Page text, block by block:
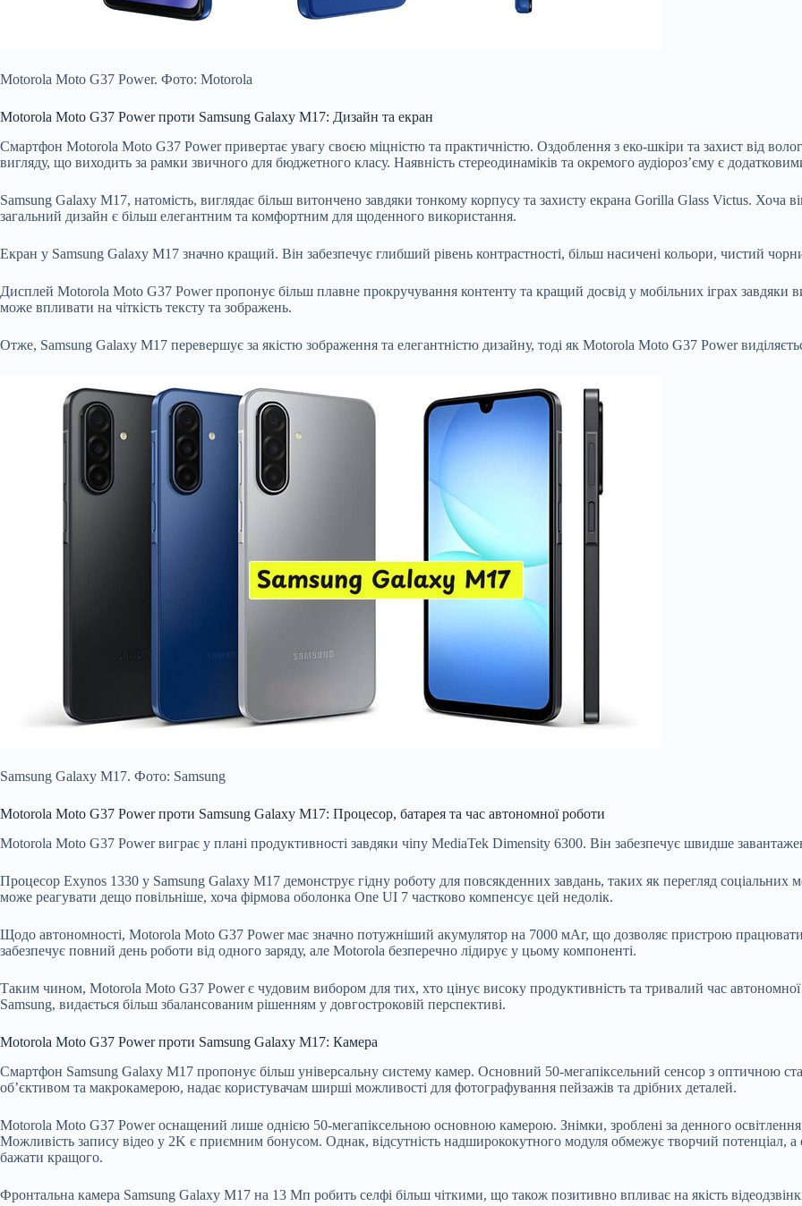
Motorola Moto G37 Power. Фото: Motorola
Motorola Moto G37 Power проти Samsung Galaxy M17: Дизайн та екран
Смартфон Motorola Moto G37 Power привертає увагу своєю міцністю та практичністю. Оздоблення з еко-шкіри та захист від
вигляду, що виходить за рамки звичного для бюджетного класу. Наявність стереодинаміків та окремого аудіороз’єму є
Samsung Galaxy M17, натомість, виглядає більш витончено завдяки тонкому корпусу та захисту екрана Gorilla Glass Victus. Хоча
загальний дизайн є більш елегантним та комфортним для щоденного використання.
Екран у Samsung Galaxy M17 значно кращий. Він забезпечує глибший рівень контрастності, більш насичені кольори, чистий
Дисплей Motorola Moto G37 Power пропонує більш плавне прокручування контенту та кращий досвід у мобільних іграх завдяки
може впливати на чіткість тексту та зображень.
Отже, Samsung Galaxy M17 перевершує за якістю зображення та елегантністю дизайну, тоді як Motorola Moto G37 Power
Samsung Galaxy M17. Фото: Samsung
Motorola Moto G37 Power проти Samsung Galaxy M17: Процесор, батарея та час автономної роботи
Motorola Moto G37 Power виграє у плані продуктивності завдяки чіпу MediaTek Dimensity 6300. Він забезпечує швидше
Процесор Exynos 1330 у Samsung Galaxy M17 демонструє гідну роботу для повсякденних завдань, таких як перегляд
може реагувати дещо повільніше, хоча фірмова оболонка One UI 7 частково компенсує цей недолік.
Щодо автономності, Motorola Moto G37 Power має значно потужніший акумулятор на 7000 мАг, що дозволяє пристрою
забезпечує повний день роботи від одного заряду, але Motorola безперечно лідирує у цьому компоненті.
Таким чином, Motorola Moto G37 Power є чудовим вибором для тих, хто цінує високу продуктивність та тривалий час
Samsung, видається більш збалансованим рішенням у довгостроковій перспективі.
Motorola Moto G37 Power проти Samsung Galaxy M17: Камера
Смартфон Samsung Galaxy M17 пропонує більш універсальну систему камер. Основний 50-мегапіксельний сенсор з оптичною
об’єктивом та макрокамерою, надає користувачам ширші можливості для фотографування пейзажів та дрібних деталей.
Motorola Moto G37 Power оснащений лише однією 50-мегапіксельною основною камерою. Знімки, зроблені за денного
Можливість запису відео у 2K є приємним бонусом. Однак, відсутність надширококутного модуля обмежує творчий потенціал, а
бажати кращого.
Фронтальна камера Samsung Galaxy M17 на 13 Мп робить селфі більш чіткими, що також позитивно впливає на якість